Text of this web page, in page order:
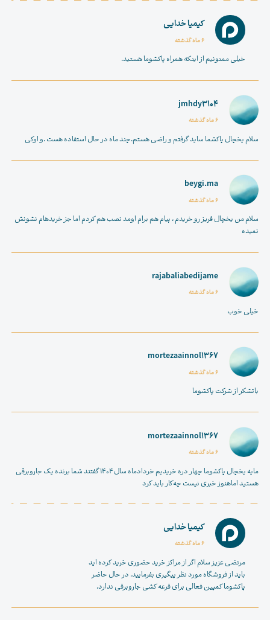
کیمیا خدایی
6 ماه گذشته
خیلی ممنونیم از اینکه همراه پاکشوماهستید.
jmhdy3104
6 ماه گذشته
سلام یخچال پاکشما ساید گرفتم و راضی هستم.چند ماه در حال استفاده هست .و اوکی
beygi.ma
6 ماه گذشته
سلام من یخچال فریز رو خریدم ، پیام هم برام اومد نصب هم کردم اما جز خریدهام نشونش
نمیده
rajabaliabedijame
6 ماه گذشته
خیلی خوب
mortezaainnol1367
6 ماه گذشته
باتشکر از شرکت پاکشوما
mortezaainnol1367
6 ماه گذشته
مایه یخچال پاکشوما چهار دره خریدیم خردادماه سال ۱۴۰۴ گفتند شما برنده یک جاروبرقی
هستید اماهنوز خبری نیست چه‌کار باید کرد
کیمیا خدایی
6 ماه گذشته
مرتضی عزیز سلام اگر از مراکز خرید حضوری خرید کرده اید
باید از فروشگاه مورد نظر پیگیری بفرمایید. در حال حاضر
پاکشوما کمپین فعالی برای قرعه کشی جاروبرقی ندارد.